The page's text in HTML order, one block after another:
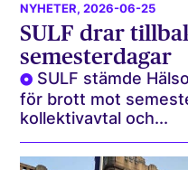
NYHETER, 2026-06-25
SULF drar
semesterdagar
SULF stämde
för brott mot
kollektivavtal och...